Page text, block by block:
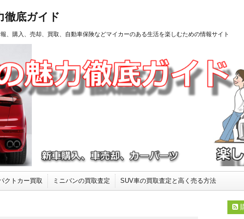
徹底ガイド
、購入、売却、買取、自動車保険などマイカーのある生活を楽しむための情報サイト
クトカー買取 ミニバンの買取査定 SUV車の買取査定と高く売る方法